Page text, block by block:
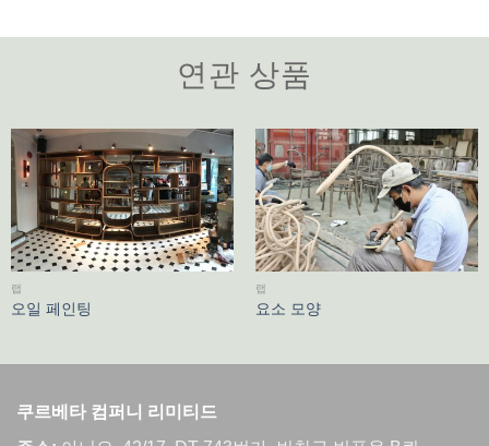
연관 상품
랩
오일 페인팅
랩
요소 모양
쿠르베타 컴퍼니 리미티드